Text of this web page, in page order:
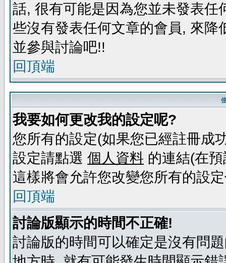
話, 很有可能是因為您並未發表
些沒有發表任何文章的會員, 來
並參與討論吧!!
回頂端
我要如何更改我的設定呢?
您所有的設定(如果您已經註冊成
設定請點選 個人資料 的連結(在
這樣將會允許您改變您所有的設
回頂端
討論版顯示的時間不正確!
討論版的時間可以確定是沒有問